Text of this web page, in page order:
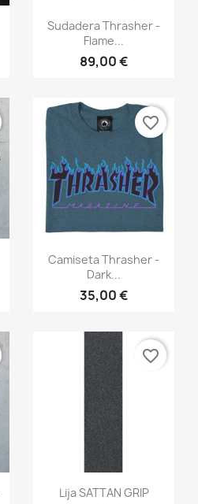
Vista rápida
Sudadera Thrasher -
Flame...
89,00 €
Vista rápida
Camiseta Thrasher -
Dark...
35,00 €
favorite_border
 Vista rápida
Lija SATTAN GRIP
favorite_border